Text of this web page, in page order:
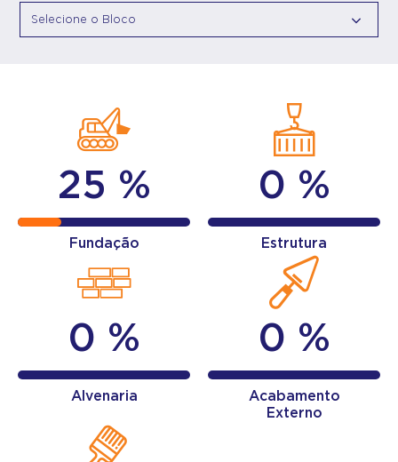
25 %
Fundação
0 %
Estrutura
0 %
Alvenaria
0 %
Acabamento
Externo